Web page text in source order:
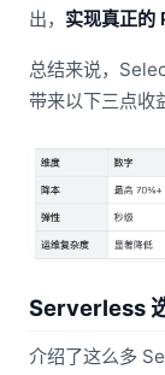
出， 实现真正的
总结来说，
带来以下三点收
Serverless
介绍了这么多